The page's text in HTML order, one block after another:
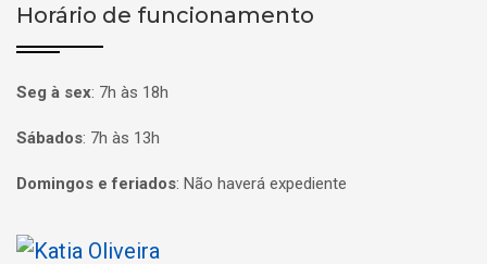
Horário de funcionamento
Seg à sex: 7h às 18h
Sábados: 7h às 13h
Domingos e feriados: Não haverá expediente
Página inicial